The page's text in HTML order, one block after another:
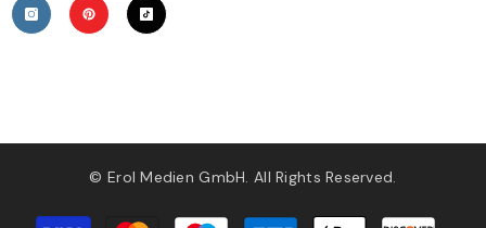
© Erol Medien GmbH. All Rights Reserved.
Zahlungsmethoden